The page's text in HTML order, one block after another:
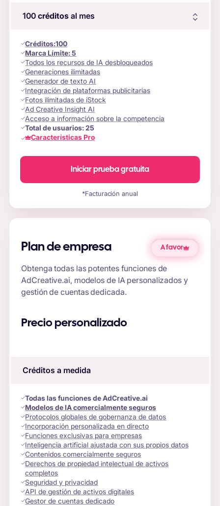
100 créditosal mes
Créditos:100
Marca Límite:5
Todos los recursos de IA desbloqueados
Generaciones ilimitadas
Generador de texto AI
Integración de plataformas publicitarias
Fotos ilimitadas de iStock
Ad Creative Insight AI
Acceso a información sobre la competencia
Total de usuarios:25
Características Pro
Iniciar prueba gratuita
*Facturación anual
Plan de empresa A favor
Obtenga todas las potentes funciones de
AdCreative.ai, modelos de IA personalizados y
gestión de cuentas dedicada.
Precio personalizado
Créditos a medida
Todas las funciones de AdCreative.ai
Modelos de IA comercialmente seguros
Protocolos globales de gobernanza de datos
Incorporación personalizada en directo
Funciones exclusivas para empresas
Inteligencia artificial ajustada con sus propios datos
Contenidos comercialmente seguros
Derechos de propiedad intelectual de activos
completos
Seguridad y privacidad
API de gestión de activos digitales
Gestor de cuentas dedicado